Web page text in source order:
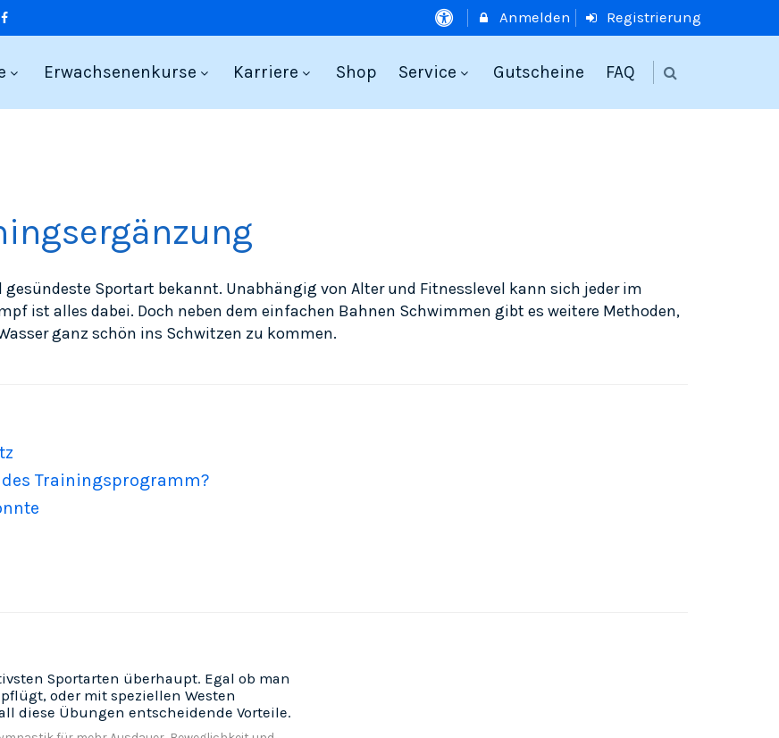
Anmelden Registrierung
Erwachsenenkurse Karriere Shop Service Gutscheine FAQ
Sportart bekannt. Unabhängig von Alter und Fitnesslevel kann sich jeder im
ist alles dabei. Doch neben dem einfachen Bahnen Schwimmen gibt es weitere Methoden,
ganz schön ins Schwitzen zu kommen.
Trainingsprogramm?
Sportarten überhaupt. Egal ob man
oder mit speziellen Westen
diese Übungen entscheidende Vorteile.